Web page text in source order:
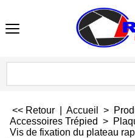
<< Retour Accueil >
Accessoires Trépied >
Vis de fixation du plateau